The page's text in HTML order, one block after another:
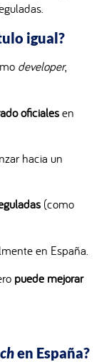
igual?
developer,
oficialesen
hacia un
(como
en España.
puede mejorar
en España?